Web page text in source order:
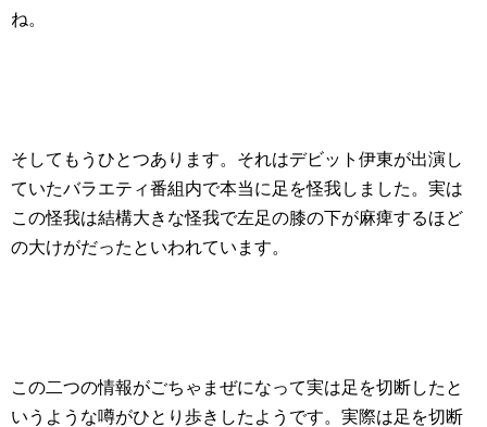
ね。
そしてもうひとつあります。それはデビット伊東が出演し
ていたバラエティ番組内で本当に足を怪我しました。実は
この怪我は結構大きな怪我で左足の膝の下が麻痺するほど
の大けがだったといわれています。
この二つの情報がごちゃまぜになって実は足を切断したと
いうような噂がひとり歩きしたようです。実際は足を切断